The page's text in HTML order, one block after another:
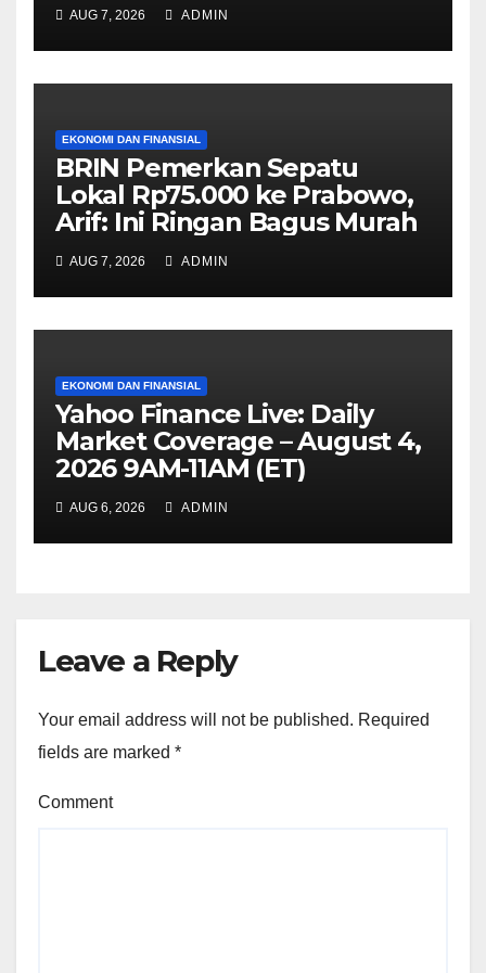
AUG 7, 2026 ADMIN
EKONOMI DAN FINANSIAL
BRIN Pemerkan Sepatu
Lokal Rp75.000 ke Prabowo,
Arif: Ini Ringan Bagus Murah
AUG 7, 2026 ADMIN
EKONOMI DAN FINANSIAL
Yahoo Finance Live: Daily
Market Coverage – August 4,
2026 9AM-11AM (ET)
AUG 6, 2026 ADMIN
Leave a Reply
Your email address will not be published. Required
fields are marked *
Comment